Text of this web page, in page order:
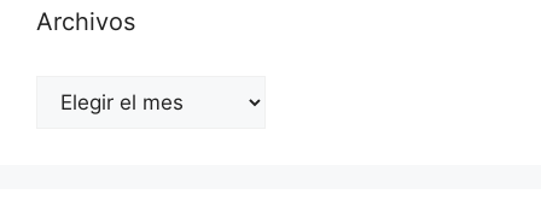
Archivos
Archivos